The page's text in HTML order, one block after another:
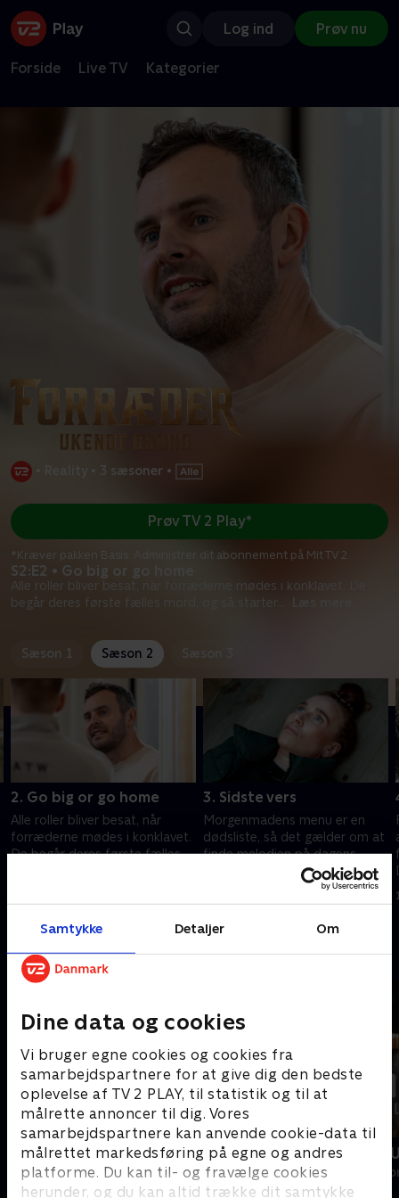
Samtykke Detaljer Om
Dine data og cookies
Vi bruger egne cookies og cookies fra
samarbejdspartnere for at give dig den bedste
oplevelse af TV 2 PLAY, til statistik og til at
målrette annoncer til dig. Vores
samarbejdspartnere kan anvende cookie-data til
målrettet markedsføring på egne og andres
platforme. Du kan til- og fravælge cookies
herunder, og du kan altid trække dit samtykke
Log ind Prøv nu
Forside Live TV Kategorier
Reality • 3 sæsoner •
S2:E2 • Go big or go home
Alle roller bliver besat, når forræderne mødes i konklavet. De
begår deres første fælles mord, og så starter
Læs mere
Prøv TV 2 Play*
*Kræver pakken Basis. Administrer dit abonnement på Mit TV 2.
Sæson 1 Sæson 2 Sæson 3
2. Go big or go home
Alle roller bliver besat, når
forræderne mødes i konklavet.
De begår deres første fælles
loyale.
3. Sidste vers
Morgenmadens menu er en
dødsliste, så det gælder om at
finde melodien på dagens
mission, hvis man vil overleve.
Men den søde musik blandt
spillerne mangler.
Andre så også
Forræder
Reality • 4 sæsoner
Forræder -
Reality • 2